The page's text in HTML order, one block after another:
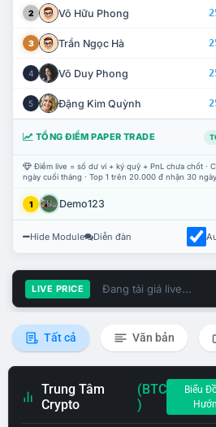
2 Võ Hữu Phong
3 Trần Ngọc Hà
4 Võ Duy Phong
5 Đặng Kim Quỳnh
TỔNG ĐIỂM PAPER TRADE
Điểm live = số dư ví + ký quỹ + PnL chưa chốt ·
ngày cuối tháng · Top 1 trên 20.000 đ nhận 30 ngày
1 Demo123
Hide Module Diễn đàn
LIVE PRICE Đang tải giá live...
Tất cả Văn bản
Trung Tâm
Crypto
(BTC
)
Biểu